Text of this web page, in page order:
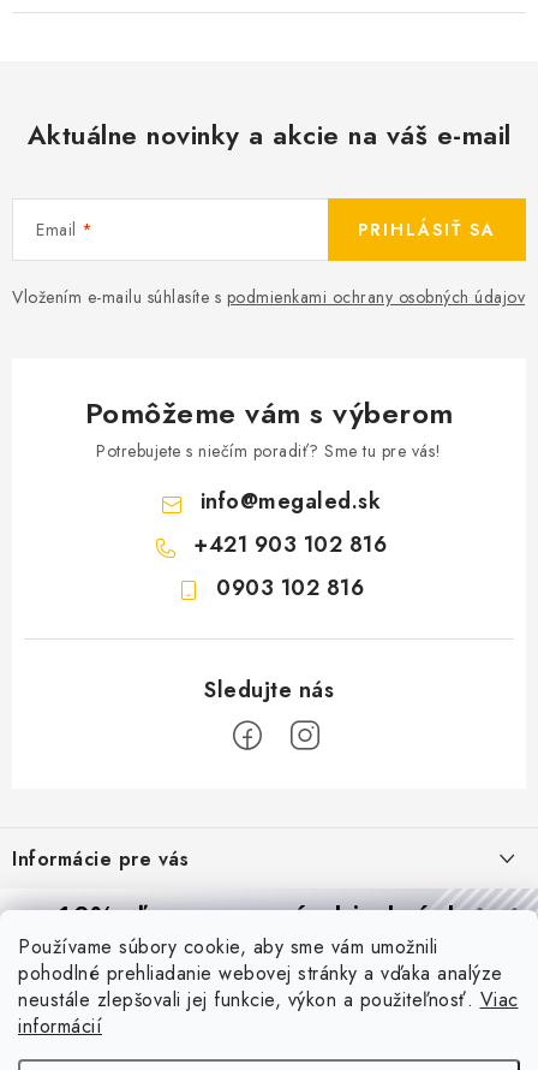
Používame súbory cookie, aby sme vám umožnili
pohodlné prehliadanie webovej stránky a vďaka analýze
neustále zlepšovali jej funkcie, výkon a použiteľnosť. Viac
informácií
Aktuálne novinky a akcie na váš e-mail
Email
Vložením e-mailu súhlasíte s podmienkami ochrany osobných údajov
PRIHLÁSIŤ SA
Pomôžeme vám s výberom
Potrebujete s niečím poradiť? Sme tu pre vás!
info@megaled.sk
+421 903 102 816
0903 102 816
p
ä
Informácie pre vás
Reklamácie a formulár na odstúpenie od zmluvy
Obchodné podmienky
Podmienky ochrany osobných údajov
O nás - MEGALED & JANTON Zákamenné
Blog
PIR vs. mikrovlnný senzor: ktorý je lepší a kedy ho použiť? +
vysvetlenie daylight senzoru
10% zľavana prvú objednávku
Prihláste sa azískajtezľavu aj praktické tipy,vďaka ktorým
budete svietiť lepšie a platiť menej.